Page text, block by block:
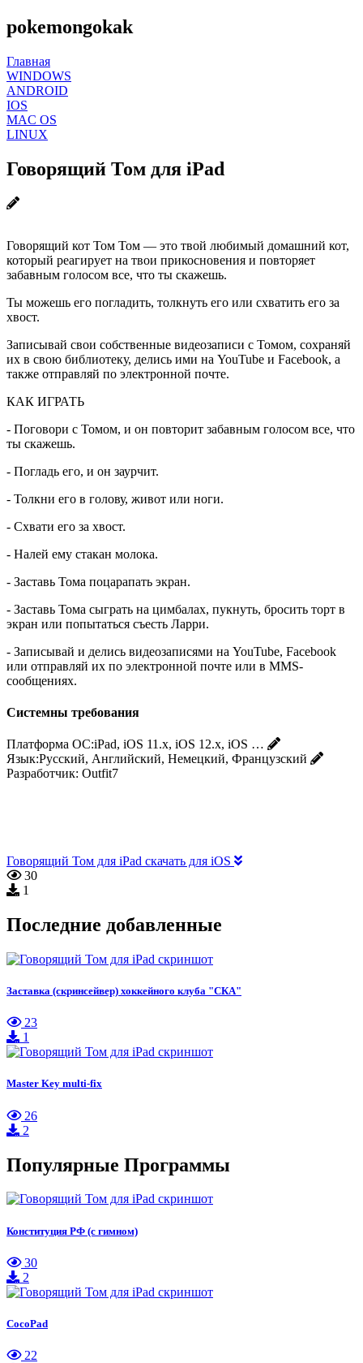
pokemongokak
Главная
WINDOWS
ANDROID
IOS
MAC OS
LINUX
Говорящий Том для iPad
Говорящий кот Том Том ― это твой любимый домашний кот,
который реагирует на твои прикосновения и повторяет
забавным голосом все, что ты скажешь.
Ты можешь его погладить, толкнуть его или схватить его за
хвост.
Записывай свои собственные видеозаписи с Томом, сохраняй
их в свою библиотеку, делись ими на YouTube и Facebook, а
также отправляй по электронной почте.
КАК ИГРАТЬ
- Поговори с Томом, и он повторит забавным голосом все, что
ты скажешь.
- Погладь его, и он заурчит.
- Толкни его в голову, живот или ноги.
- Схвати его за хвост.
- Налей ему стакан молока.
- Заставь Тома поцарапать экран.
- Заставь Тома сыграть на цимбалах, пукнуть, бросить торт в
экран или попытаться съесть Ларри.
- Записывай и делись видеозаписями на YouTube, Facebook
или отправляй их по электронной почте или в MMS-
сообщениях.
Системны требования
Платформа ОС:iPad, iOS 11.x, iOS 12.x, iOS …
Язык:Русский, Английский, Немецкий, Французский
Разработчик: Outfit7
Говорящий Том для iPad скачать для iOS
30
1
Последние добавленные
Заставка (скринсейвер) хоккейного клуба "СКА"
23
1
Master Key multi-fix
26
2
Популярные Программы
Конституция РФ (с гимном)
30
2
CocoPad
22